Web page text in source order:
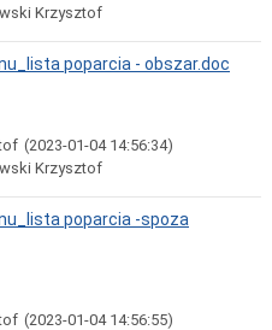
Krzysztof
poparcia - obszar.doc
(2023-01-04 14:56:34)
Krzysztof
poparcia -spoza
(2023-01-04 14:56:55)